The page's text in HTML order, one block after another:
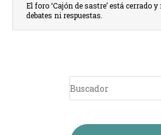
El foro ‘Cajón de sastre’ está cerrado
debates ni respuestas.